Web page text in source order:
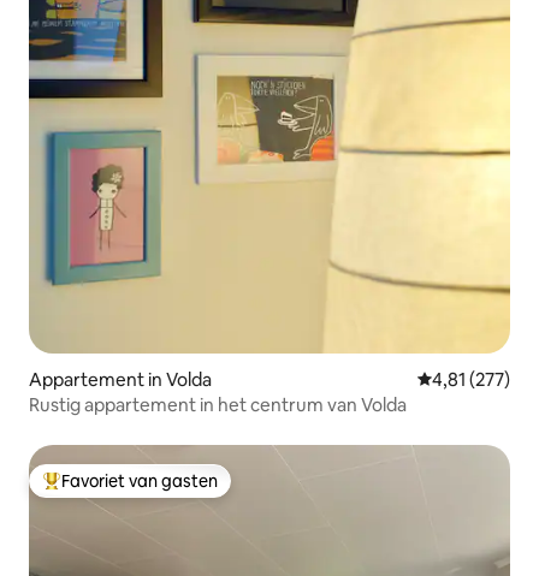
Appartement in Volda Gemiddelde
4,81 (277)
Rustig appartement in het centrum van Volda
Topfavoriet van gasten
Favoriet van gasten